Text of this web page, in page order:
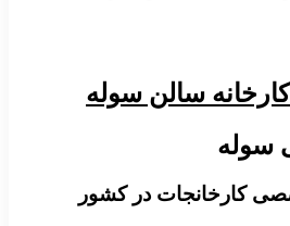
کارخانه سالن سوله
سوله
کارخانجات در کشور